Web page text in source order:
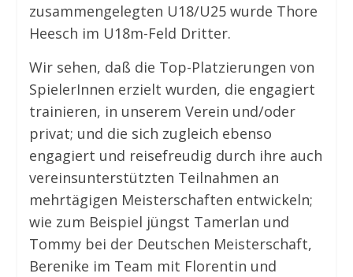
zusammengelegten U18/U25 wurde Thore
Heesch im U18m-Feld Dritter.
Wir sehen, daß die Top-Platzierungen von
SpielerInnen erzielt wurden, die engagiert
trainieren, in unserem Verein und/oder
privat; und die sich zugleich ebenso
engagiert und reisefreudig durch ihre auch
vereinsunterstützten Teilnahmen an
mehrtägigen Meisterschaften entwickeln;
wie zum Beispiel jüngst Tamerlan und
Tommy bei der Deutschen Meisterschaft,
Berenike im Team mit Florentin und